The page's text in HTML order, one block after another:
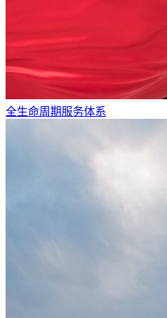
全生命周期服务体系